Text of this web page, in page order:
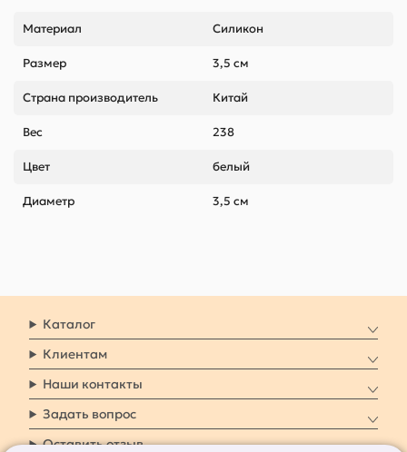
Материал Силикон
Размер 3,5 см
Страна производитель Китай
Вес 238
Цвет белый
Диаметр 3,5 см
Каталог
Клиентам
Наши контакты
Задать вопрос
Оставить отзыв